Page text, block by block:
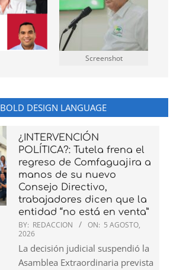
Screenshot
BOLD DESIGN LANGUAGE
¿INTERVENCIÓN
POLÍTICA?: Tutela frena el
regreso de Comfaguajira a
manos de su nuevo
Consejo Directivo,
trabajadores dicen que la
entidad “no está en venta”
BY: REDACCION ON: 5 AGOSTO,
2026
La decisión judicial suspendió la
Asamblea Extraordinaria prevista